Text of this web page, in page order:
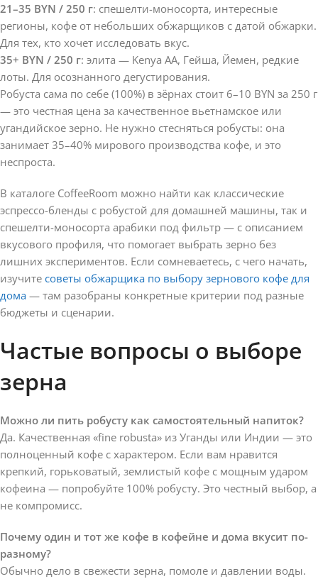
21–35 BYN / 250 г: спешелти-моносорта, интересные
регионы, кофе от небольших обжарщиков с датой обжарки.
Для тех, кто хочет исследовать вкус.
35+ BYN / 250 г: элита — Kenya AA, Гейша, Йемен, редкие
лоты. Для осознанного дегустирования.
Робуста сама по себе (100%) в зёрнах стоит 6–10 BYN за 250 г
— это честная цена за качественное вьетнамское или
угандийское зерно. Не нужно стесняться робусты: она
занимает 35–40% мирового производства кофе, и это
неспроста.
В каталоге CoffeeRoom можно найти как классические
эспрессо-бленды с робустой для домашней машины, так и
спешелти-моносорта арабики под фильтр — с описанием
вкусового профиля, что помогает выбрать зерно без
лишних экспериментов. Если сомневаетесь, с чего начать,
изучите советы обжарщика по выбору зернового кофе для
дома — там разобраны конкретные критерии под разные
бюджеты и сценарии.
Частые вопросы о выборе
зерна
Можно ли пить робусту как самостоятельный напиток?
Да. Качественная «fine robusta» из Уганды или Индии — это
полноценный кофе с характером. Если вам нравится
крепкий, горьковатый, землистый кофе с мощным ударом
кофеина — попробуйте 100% робусту. Это честный выбор, а
не компромисс.
Почему один и тот же кофе в кофейне и дома вкусит по-
разному?
Обычно дело в свежести зерна, помоле и давлении воды.